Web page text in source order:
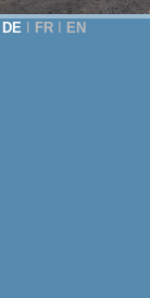
DE FR EN